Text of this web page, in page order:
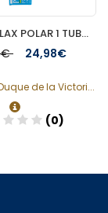
PHYSIORELAX POLAR 1 TUBO 250 ML
24,98€
de la Victori...
(0)